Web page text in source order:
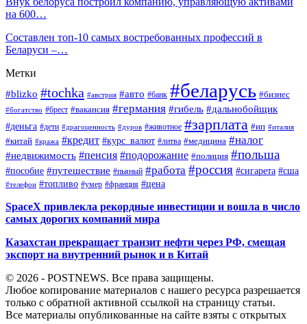
на 600…
Составлен топ-10 самых востребованных профессий в
Беларуси –…
Метки
#blizko #tochka #австрия #авто #банк #беларусь #бизнес
#богатство #брест #вакансия #германия #гибель #дальнобойщик
#деньга #дети #драгоценность #дуров #животное #зарплата #ип #италия
#китай #кража #кредит #курс_валют #литва #медицина #налог
#недвижимость #пенсия #подорожание #полиция #польша
#пособие #путешествие #пьяный #работа #россия #сигарета #сша
#телефон #топливо #умер #франция #цена
SpaceX привлекла рекордные инвестиции и вошла в число
самых дорогих компаний мира
Казахстан прекращает транзит нефти через РФ, смещая
экспорт на внутренний рынок и в Китай
© 2026 - POSTNEWS. Все права защищены.
Любое копирование материалов с нашего ресурса разрешается
только с обратной активной ссылкой на страницу статьи.
Все материалы опубликованные на сайте взяты с открытых